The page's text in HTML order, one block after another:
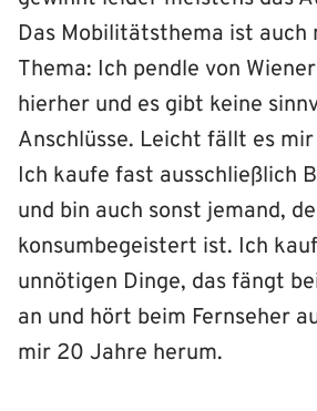
Das Mobilitätsthema ist auch
Thema: Ich pendle von
hierher und es gibt keine
Anschlüsse. Leicht fällt es
Ich kaufe fast ausschließlich
und bin auch sonst jemand,
konsumbegeistert ist. Ich
unnötigen Dinge, das fängt
an und hört beim Fernseher
mir 20 Jahre herum.